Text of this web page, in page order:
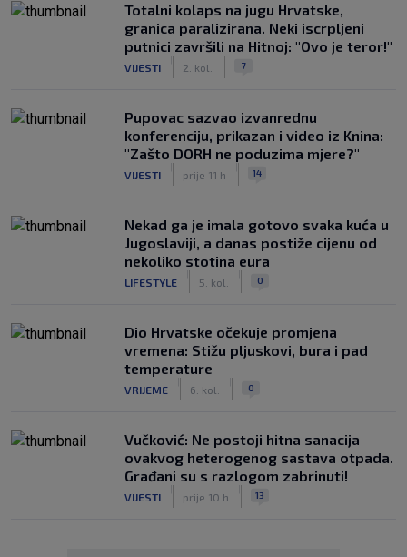
Totalni kolaps na jugu Hrvatske,
granica paralizirana. Neki iscrpljeni
putnici završili na Hitnoj: "Ovo je teror!"
VIJESTI 2. kol. 7
Pupovac sazvao izvanrednu
konferenciju, prikazan i video iz Knina:
"Zašto DORH ne poduzima mjere?"
VIJESTI prije 11 h 14
Nekad ga je imala gotovo svaka kuća u
Jugoslaviji, a danas postiže cijenu od
nekoliko stotina eura
LIFESTYLE 5. kol. 0
Dio Hrvatske očekuje promjena
vremena: Stižu pljuskovi, bura i pad
temperature
VRIJEME 6. kol. 0
Vučković: Ne postoji hitna sanacija
ovakvog heterogenog sastava otpada.
Građani su s razlogom zabrinuti!
VIJESTI prije 10 h 13